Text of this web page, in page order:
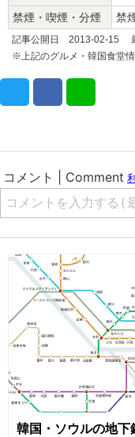
禁煙・喫煙・分煙
禁
記事公開日 2013-02-15
※上記のグルメ・韓国食堂
韓国・ソウルの地下